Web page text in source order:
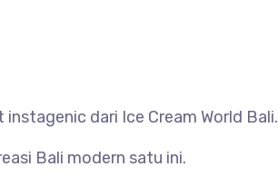
dari Ice Cream World Bali.
Bali modern satu ini.